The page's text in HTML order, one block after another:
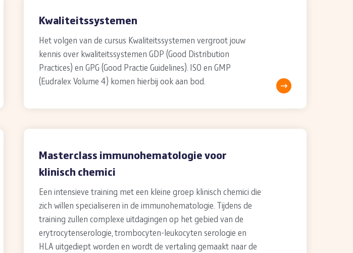
Kwaliteitssystemen
Het volgen van de cursus Kwaliteitssystemen vergroot jouw
kennis over kwaliteitssystemen GDP (Good Distribution
Practices) en GPG (Good Practie Guidelines). ISO en GMP
(Eudralex Volume 4) komen hierbij ook aan bod.
Masterclass immunohematologie voor
klinisch chemici
Een intensieve training met een kleine groep klinisch chemici die
zich willen specialiseren in de immunohematologie. Tijdens de
training zullen complexe uitdagingen op het gebied van de
erytrocytenserologie, trombocyten-leukocyten serologie en
HLA uitgediept worden en wordt de vertaling gemaakt naar de